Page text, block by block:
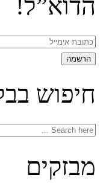
הדוא”ל!
חיפוש
Search
מבזקים